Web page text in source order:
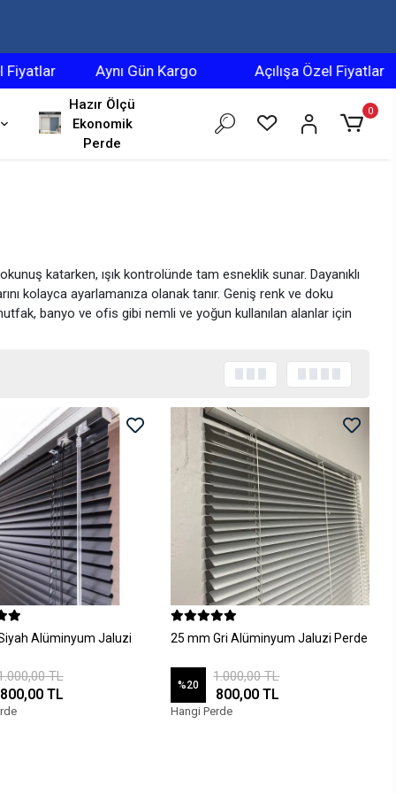
Aynı Gün Kargo Açılışa Özel Fiyatlar
Hazır Ölçü
Ekonomik
Perde
0
katarken, ışık kontrolünde tam esneklik sunar. Dayanıklı
kolayca ayarlamanıza olanak tanır. Geniş renk ve doku
banyo ve ofis gibi nemli ve yoğun kullanılan alanlar için
Alüminyum Jaluzi
TL
800,00 TL
25 mm Gri Alüminyum Jaluzi Perde
%20
1.000,00 TL
800,00 TL
Hangi Perde